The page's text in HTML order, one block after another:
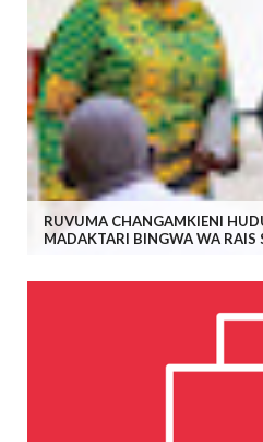
RUVUMA CHANGAMKIENI
MADAKTARI BINGWA WA